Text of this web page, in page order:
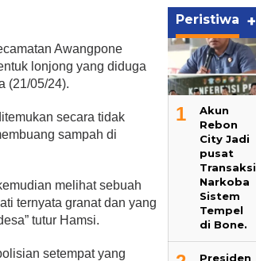
Awangpone
lonjong yang diduga
(21/05/24).
secara tidak
sampah di
melihat sebuah
ternyata granat dan yang
tutur Hamsi.
setempat yang
Peristiwa +
1
Akun
Rebon
City Jadi
pusat
Transaksi
Narkoba
Sistem
Tempel
di Bone.
Presiden